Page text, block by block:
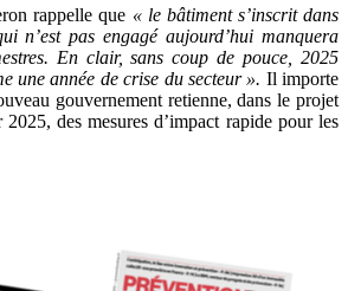
rappelle que « le bâtiment s’inscrit dans
n’est pas engagé aujourd’hui manquera
En clair, sans coup de pouce, 2025
une année de crise du secteur ». Il importe
gouvernement retienne, dans le projet
des mesures d’impact rapide pour les